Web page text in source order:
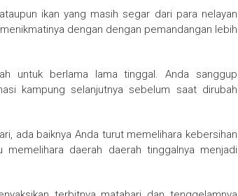
ikan yang masih segar dari para nelayan
dengan dengan pemandangan lebih
untuk berlama lama tinggal. Anda sanggup
kampung selanjutnya sebelum saat dirubah
ada baiknya Anda turut memelihara kebersihan
daerah daerah tinggalnya menjadi